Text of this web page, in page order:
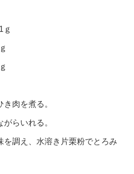
肉を煮る。
らいれる。
調え、水溶き片栗粉でとろみ